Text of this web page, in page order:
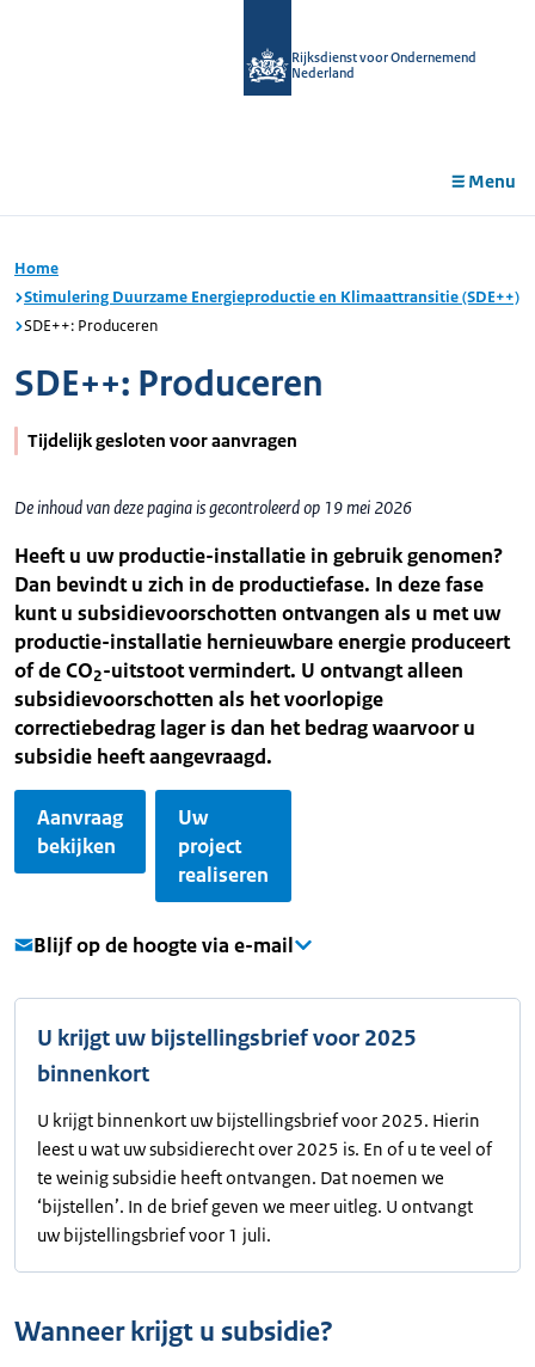
Rijksdienst voor Ondernemend
Nederland
Menu
Home
Stimulering Duurzame Energieproductie en Klimaattransitie (SDE++)
SDE++: Produceren
SDE++: Produceren
Tijdelijk gesloten voor aanvragen
De inhoud van deze pagina is gecontroleerd op 19 mei 2026
Heeft u uw productie-installatie in gebruik genomen?
Dan bevindt u zich in de productiefase. In deze fase
kunt u subsidievoorschotten ontvangen als u met uw
productie-installatie hernieuwbare energie produceert
of de CO2-uitstoot vermindert. U ontvangt alleen
subsidievoorschotten als het voorlopige
correctiebedrag lager is dan het bedrag waarvoor u
subsidie heeft aangevraagd.
Aanvraag
bekijken
Uw
project
realiseren
Blijf op de hoogte via e-mail
U krijgt uw bijstellingsbrief voor 2025
binnenkort
U krijgt binnenkort uw bijstellingsbrief voor 2025. Hierin
leest u wat uw subsidierecht over 2025 is. En of u te veel of
te weinig subsidie heeft ontvangen. Dat noemen we
‘bijstellen’. In de brief geven we meer uitleg. U ontvangt
uw bijstellingsbrief voor 1 juli.
Wanneer krijgt u subsidie?